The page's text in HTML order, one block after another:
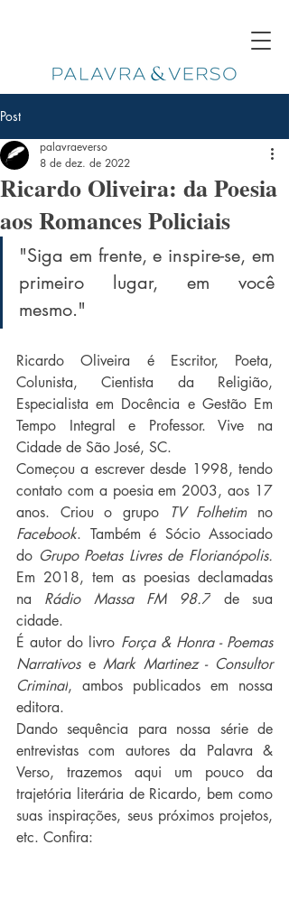
Post
Ricardo Oliveira: da Poesia
aos Romances Policiais
palavraeverso
8 de dez. de 2022
"Siga em frente, e inspire-se, em
primeiro lugar, em você
mesmo."
Ricardo Oliveira é Escritor, Poeta,
Colunista, Cientista da Religião,
Especialista em Docência e Gestão Em
Tempo Integral e Professor. Vive na
Cidade de São José, SC.
Começou a escrever desde 1998, tendo
contato com a poesia em 2003, aos 17
anos. Criou o grupo
TV Folhetim
Facebook. Também é Sócio Associado
do
Em 2018, tem as poesias declamadas
na Rádio Massa FM 98.7 de sua
cidade.
É autor do livro Força & Honra - Poemas
Narrativos e Mark Martinez - Consultor
Criminal, ambos publicados em nossa
editora.
Dando sequência para nossa série de
entrevistas com autores da Palavra &
Verso, trazemos aqui um pouco da
trajetória literária de Ricardo, bem como
suas inspirações, seus próximos projetos,
etc. Confira: